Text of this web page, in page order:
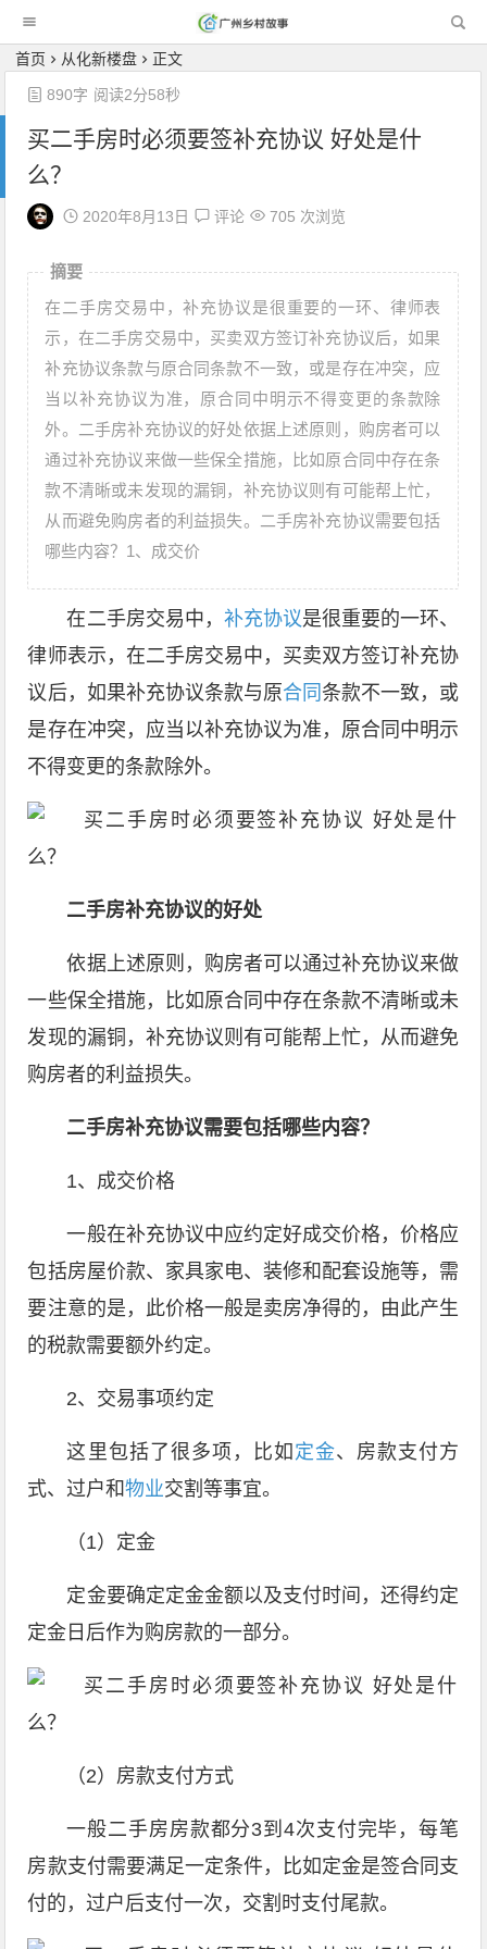
首页 从化新楼盘 正文
买二手房时必须要签补充协议 好处是什
么？
2020年8月13日 评论 705 次浏览
890字 阅读2分58秒
摘要
在二手房交易中，补充协议是很重要的一环、律师表
示，在二手房交易中，买卖双方签订补充协议后，如果
补充协议条款与原合同条款不一致，或是存在冲突，应
当以补充协议为准，原合同中明示不得变更的条款除
外。二手房补充协议的好处依据上述原则，购房者可以
通过补充协议来做一些保全措施，比如原合同中存在条
款不清晰或未发现的漏铜，补充协议则有可能帮上忙，
从而避免购房者的利益损失。二手房补充协议需要包括
哪些内容？1、成交价
在二手房交易中， 补充协议是很重要的一环、
律师表示，在二手房交易中，买卖双方签订补充协
议后，如果补充协议条款与原合同 条款不一致，或
是存在冲突，应当以补充协议为准，原合同中明示
不得变更的条款除外。
二手房补充协议的好处
依据上述原则，购房者可以通过补充协议来做
一些保全措施，比如原合同中存在条款不清晰或未
发现的漏铜，补充协议则有可能帮上忙，从而避免
购房者的利益损失。
二手房补充协议需要包括哪些内容？
1、成交价格
一般在补充协议中应约定好成交价格，价格应
包括房屋价款、家具家电、装修和配套设施等，需
要注意的是，此价格一般是卖房净得的，由此产生
的税款需要额外约定。
2、交易事项约定
这里包括了很多项，比如 定金、房款支付方
式、过户和物业交割等事宜。
（1）定金
定金要确定定金金额以及支付时间，还得约定
定金日后作为购房款的一部分。
（2）房款支付方式
一般二手房房款都分3到4次支付完毕，每笔
房款支付需要满足一定条件，比如定金是签合同支
付的，过户后支付一次，交割时支付尾款。